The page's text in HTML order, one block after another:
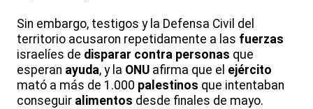
Sin embargo, testigos y la Defensa Civil del
territorio acusaron repetidamente a las fuerzas
israelíes de disparar contra personas que
esperan ayuda, y la ONU afirma que el ejército
mató a más de 1.000 palestinos que intentaban
conseguir alimentos desde finales de mayo.